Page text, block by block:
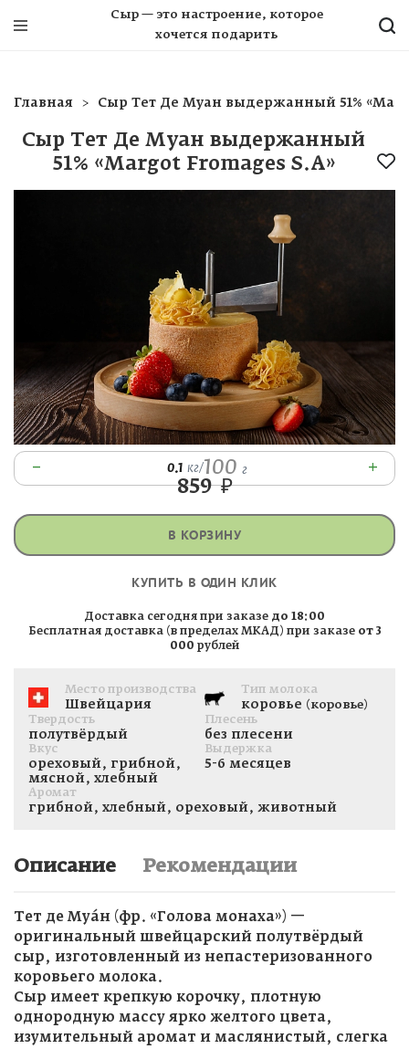
Сыр — это настроение, которое
хочется подарить
Главная Сыр Тет Де Муан выдержанный 51%
Сыр Тет Де Муан выдержанный
51% «Margot Fromages S.A»
– 0.1 кг/100 г +
859₽
В КОРЗИНУ
КУПИТЬ В ОДИН КЛИК
Доставка сегодня при заказе до 18:00
Бесплатная доставка (в пределах МКАД) при заказе от 3
000 рублей
Место производства
Швейцария
Тип молока
коровье (коровье)
Твердость
полутвёрдый
Плесень
без плесени
Вкус
ореховый, грибной,
мясной, хлебный
Выдержка
5-6 месяцев
Аромат
грибной, хлебный, ореховый, животный
Описание Рекомендации
Тет де Муáн (фр. «Голова монаха») —
оригинальный швейцарский полутвёрдый
сыр, изготовленный из непастеризованного
коровьего молока.
Сыр имеет крепкую корочку, плотную
однородную массу ярко желтого цвета,
изумительный аромат и маслянистый, слегка
Авторизация
Регистрация